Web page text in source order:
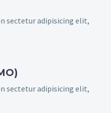
sectetur adipisicing elit,
sectetur adipisicing elit,